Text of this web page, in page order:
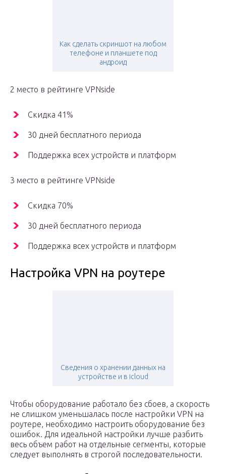
Как сделать скриншот на любом
телефоне и планшете под
андроид
2 место в рейтинге VPNside
Скидка 41%
30 дней бесплатного периода
Поддержка всех устройств и платформ
3 место в рейтинге VPNside
Скидка 70%
30 дней бесплатного периода
Поддержка всех устройств и платформ
Настройка VPN на роутере
Сведения о хранении данных на
устройстве и в icloud
Чтобы оборудование работало без сбоев, а скорость
не слишком уменьшалась после настройки VPN на
роутере, необходимо настроить оборудование без
ошибок. Для идеальной настройки лучше разбить
весь объем работ на отдельные сегменты, которые
следует выполнять в строгой последовательности.